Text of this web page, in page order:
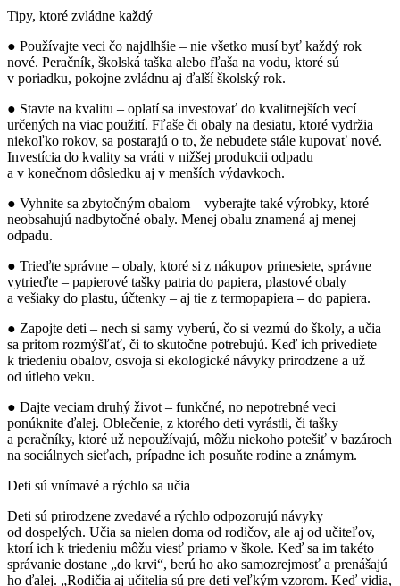
Tipy, ktoré zvládne každý
● Používajte veci čo najdlhšie – nie všetko musí byť každý rok
nové. Peračník, školská taška alebo fľaša na vodu, ktoré sú
v poriadku, pokojne zvládnu aj ďalší školský rok.
● Stavte na kvalitu – oplatí sa investovať do kvalitnejších vecí
určených na viac použití. Fľaše či obaly na desiatu, ktoré vydržia
niekoľko rokov, sa postarajú o to, že nebudete stále kupovať nové.
Investícia do kvality sa vráti v nižšej produkcii odpadu
a v konečnom dôsledku aj v menších výdavkoch.
● Vyhnite sa zbytočným obalom – vyberajte také výrobky, ktoré
neobsahujú nadbytočné obaly. Menej obalu znamená aj menej
odpadu.
● Trieďte správne – obaly, ktoré si z nákupov prinesiete, správne
vytrieďte – papierové tašky patria do papiera, plastové obaly
a vešiaky do plastu, účtenky – aj tie z termopapiera – do papiera.
● Zapojte deti – nech si samy vyberú, čo si vezmú do školy, a učia
sa pritom rozmýšľať, či to skutočne potrebujú. Keď ich privediete
k triedeniu obalov, osvoja si ekologické návyky prirodzene a už
od útleho veku.
● Dajte veciam druhý život – funkčné, no nepotrebné veci
ponúknite ďalej. Oblečenie, z ktorého deti vyrástli, či tašky
a peračníky, ktoré už nepoužívajú, môžu niekoho potešiť v bazároch
na sociálnych sieťach, prípadne ich posuňte rodine a známym.
Deti sú vnímavé a rýchlo sa učia
Deti sú prirodzene zvedavé a rýchlo odpozorujú návyky
od dospelých. Učia sa nielen doma od rodičov, ale aj od učiteľov,
ktorí ich k triedeniu môžu viesť priamo v škole. Keď sa im takéto
správanie dostane „do krvi“, berú ho ako samozrejmosť a prenášajú
ho ďalej. „Rodičia aj učitelia sú pre deti veľkým vzorom. Keď vidia,